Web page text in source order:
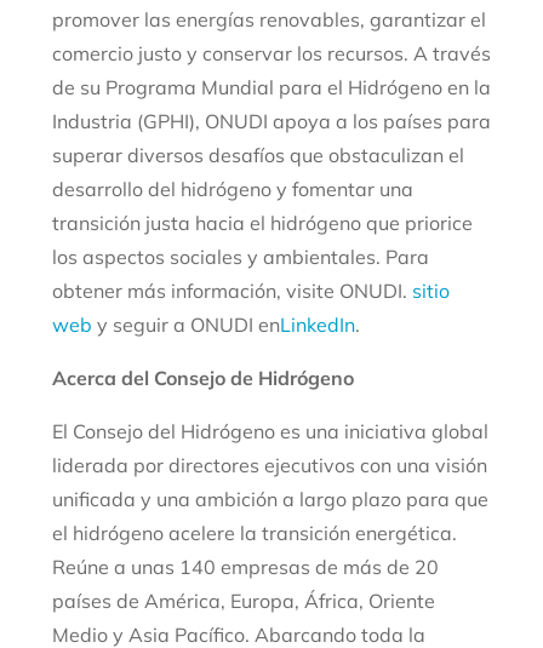
promover las energías renovables, garantizar el
comercio justo y conservar los recursos. A través
de su Programa Mundial para el Hidrógeno en la
Industria (GPHI), ONUDI apoya a los países para
superar diversos desafíos que obstaculizan el
desarrollo del hidrógeno y fomentar una
transición justa hacia el hidrógeno que priorice
los aspectos sociales y ambientales. Para
obtener más información, visite ONUDI. sitio
web y seguir a ONUDI enLinkedIn.
Acerca del Consejo de Hidrógeno
El Consejo del Hidrógeno es una iniciativa global
liderada por directores ejecutivos con una visión
unificada y una ambición a largo plazo para que
el hidrógeno acelere la transición energética.
Reúne a unas 140 empresas de más de 20
países de América, Europa, África, Oriente
Medio y Asia Pacífico. Abarcando toda la